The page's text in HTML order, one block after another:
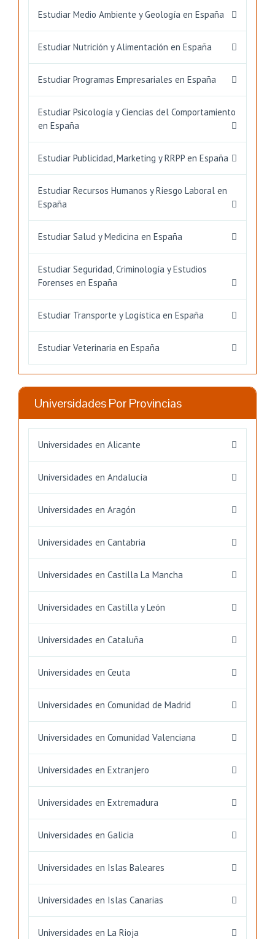
Estudiar Medio Ambiente y Geología en España
Estudiar Nutrición y Alimentación en España
Estudiar Programas Empresariales en España
Estudiar Psicología y Ciencias del Comportamiento
en España
Estudiar Publicidad, Marketing y RRPP en España
Estudiar Recursos Humanos y Riesgo Laboral en
España
Estudiar Salud y Medicina en España
Estudiar Seguridad, Criminología y Estudios
Forenses en España
Estudiar Transporte y Logística en España
Estudiar Veterinaria en España
Universidades Por Provincias
Universidades en Alicante
Universidades en Andalucía
Universidades en Aragón
Universidades en Cantabria
Universidades en Castilla La Mancha
Universidades en Castilla y León
Universidades en Cataluña
Universidades en Ceuta
Universidades en Comunidad de Madrid
Universidades en Comunidad Valenciana
Universidades en Extranjero
Universidades en Extremadura
Universidades en Galicia
Universidades en Islas Baleares
Universidades en Islas Canarias
Universidades en La Rioja